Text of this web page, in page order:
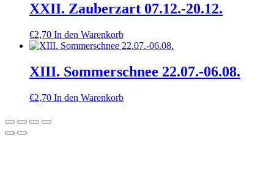
XXII. Zauberzart 07.12.-20.12.
€2,70 In den Warenkorb
XIII. Sommerschnee 22.07.-06.08.
€2,70 In den Warenkorb